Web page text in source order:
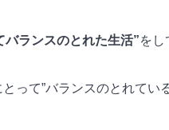
バランスのとれた生活”をし
って”バランスのとれてい